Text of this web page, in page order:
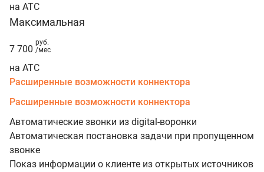
на АТС
Максимальная
7 700
руб.
/мес
на АТС
Расширенные возможности коннектора
Расширенные возможности коннектора
Автоматические звонки из digital-воронки
Автоматическая постановка задачи при пропущенном
звонке
Показ информации о клиенте из открытых источников